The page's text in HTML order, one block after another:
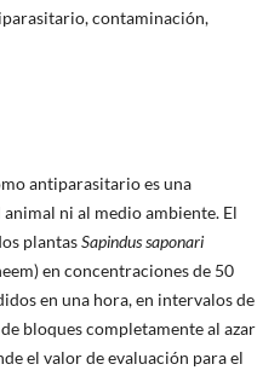
contaminación,
antiparasitario es una
ni al medio ambiente. El
plantasSapindus saponari
en concentraciones de 50
en una hora, en intervalos de
bloques completamente al azar
el valor de evaluación para el